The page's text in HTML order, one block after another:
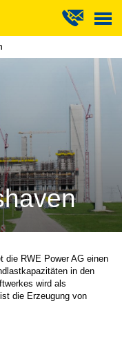
die RWE Power AG einen
in den
wird als
die Erzeugung von